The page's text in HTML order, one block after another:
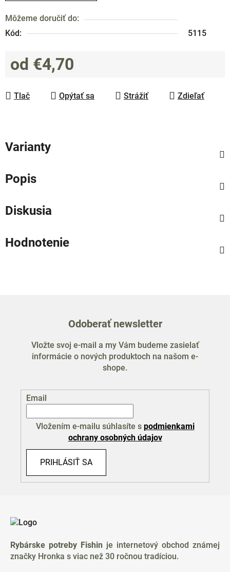
Môžeme doručiť do:
Kód:
5115
od €4,70
Tlač
Opýtať sa Strážiť Zdieľať
Varianty
Popis
Diskusia
Hodnotenie
Odoberať newsletter
Vložte svoj e-mail a my Vám budeme zasielať
informácie o nových produktoch na našom e-
shope.
Email
Vložením e-mailu súhlasíte s podmienkami
ochrany osobných údajov
PRIHLÁSIŤ SA
Rybárske potreby Fishin je internetový obchod známej
značky Hronka s viac než 30 ročnou tradíciou.